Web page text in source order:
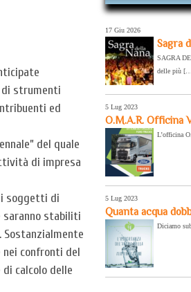
di strumenti
ed
del quale
di impresa
i soggetti di
saranno stabiliti
Sostanzialmente
confronti del
calcolo delle
17 Giu 2026
Sagra
SAGRA
delle più
5 Lug 2023
O.M.A.R. Officina
L’officina
5 Lug 2023
Quanta acqua
Diciamo